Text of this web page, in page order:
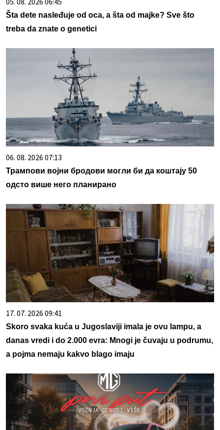
Šta dete nasleđuje od oca, a šta od majke? Sve što
treba da znate o genetici
06. 08. 2026 07:13
Трампови војни бродови могли би да коштају 50
одсто више него планирано
17. 07. 2026 09:41
Skoro svaka kuća u Jugoslaviji imala je ovu lampu, a
danas vredi i do 2.000 evra: Mnogi je čuvaju u podrumu,
a pojma nemaju kakvo blago imaju